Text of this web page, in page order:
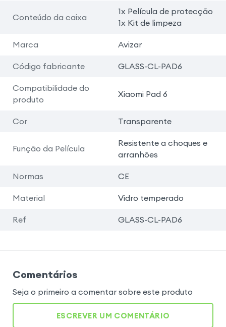
Conteúdo da caixa
1x Película de protecção
1x Kit de limpeza
Marca Avizar
Código fabricante GLASS-CL-PAD6
Compatibilidade do
produto
Xiaomi Pad 6
Cor Transparente
Função da Película
Resistente a choques e
arranhões
Normas CE
Material Vidro temperado
Ref GLASS-CL-PAD6
Comentários
Seja o primeiro a comentar sobre este produto
ESCREVER UM COMENTÁRIO